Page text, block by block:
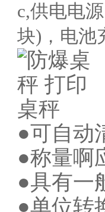
c,供电电
块)，电池
●可自动
●称量啊
●具有一
●单位转